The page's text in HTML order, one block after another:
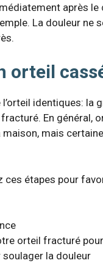
après le
La douleur ne
orteil
identiques: la
En général,
mais
ces étapes pour
orteil fracturé
soulager la douleur